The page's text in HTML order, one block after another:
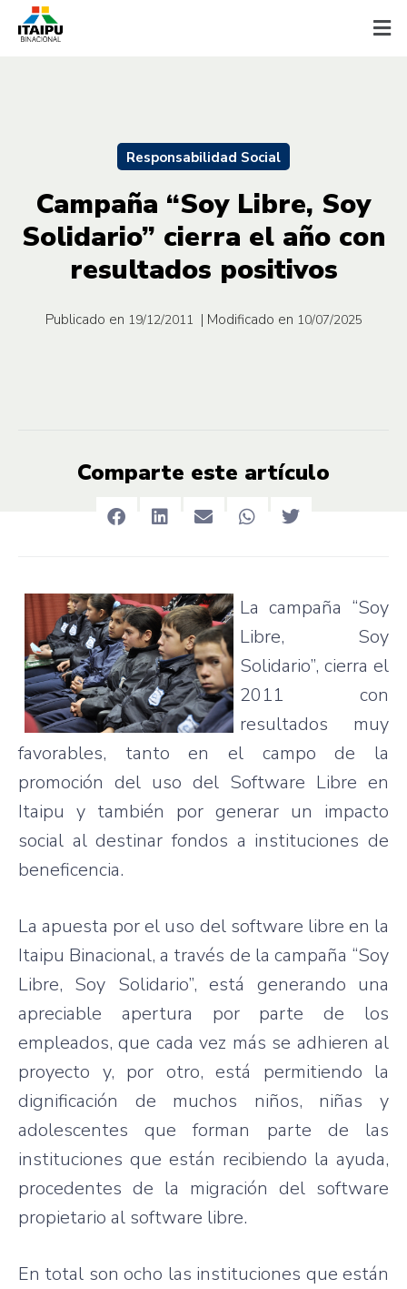
Responsabilidad Social
Campaña “Soy Libre, Soy
Solidario” cierra el año con
resultados positivos
Publicado en 19/12/2011 | Modificado en 10/07/2025
Comparte este artículo
La campaña “Soy
Libre, Soy
Solidario”, cierra el
2011 con
resultados
muy
favorables, tanto en el campo de la
promoción del uso del Software Libre en
Itaipu y también por generar un impacto
social aldestinar fondos a instituciones de
beneficencia.
Laapuesta porel uso del software libre en la
Itaipu Binacional, a través de la campaña “Soy
Libre, Soy Solidario”,está generando una
apreciable
apertura por parte de los
empleados,que cada vez más se adhieren al
proyecto y, por otro, está permitiendo la
dignificación de muchos niños, niñas y
adolescentes
que forman parte de las
instituciones que están recibiendo la ayuda,
procedentes de la migración del software
propietario al software libre.
En total son ocho las instituciones que están